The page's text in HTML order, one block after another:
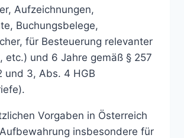
Aufzeichnungen,
Buchungsbelege,
für Besteuerung relevanter
etc.) und 6 Jahre gemäß § 257
und 3, Abs. 4 HGB
Vorgaben in Österreich
insbesondere für